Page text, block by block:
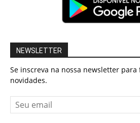
NEWSLETTER
Se inscreva na nossa newsletter
novidades.